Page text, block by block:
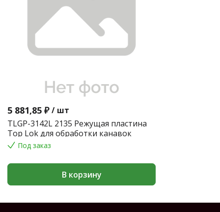
5 881,85 ₽ / шт
TLGP-3142L 2135 Режущая пластина
Top Lok для обработки канавок
Под заказ
В корзину